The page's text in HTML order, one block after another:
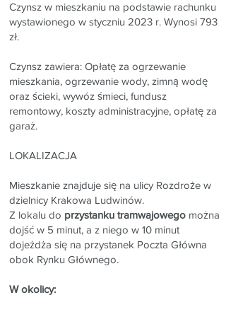
Czynsz w mieszkaniu na podstawie rachunku
wystawionego w styczniu 2023 r. Wynosi 793
zł.
Czynsz zawiera: Opłatę za ogrzewanie
mieszkania, ogrzewanie wody, zimną wodę
oraz ścieki, wywóz śmieci, fundusz
remontowy, koszty administracyjne, opłatę za
garaż.
LOKALIZACJA
Mieszkanie znajduje się na ulicy Rozdroże w
dzielnicy Krakowa Ludwinów.
Z lokalu do przystanku tramwajowego można
dojść w 5 minut, a z niego w 10 minut
dojeżdża się na przystanek Poczta Główna
obok Rynku Głównego.
W okolicy: